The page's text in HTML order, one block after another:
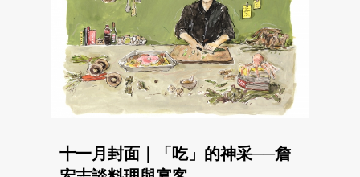
十一月封面｜「吃」的神采──詹